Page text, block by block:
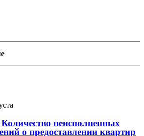
неисполненных
о предоставлении квартир